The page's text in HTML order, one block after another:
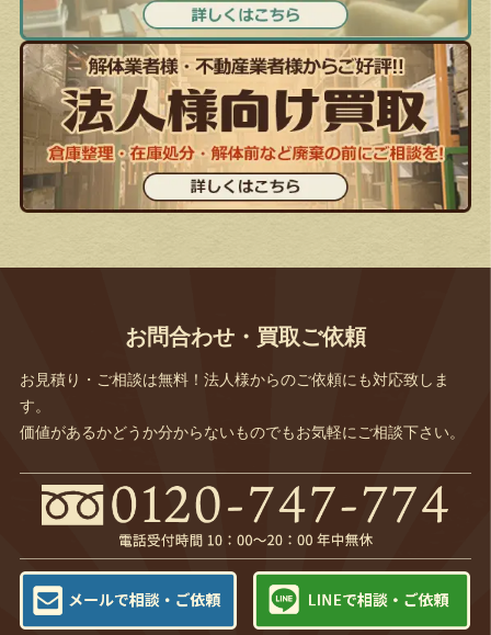
お問合わせ・買取ご依頼
お見積り・ご相談は無料！法人様からのご依頼にも対応致しま
す。
価値があるかどうか分からないものでもお気軽にご相談下さい。